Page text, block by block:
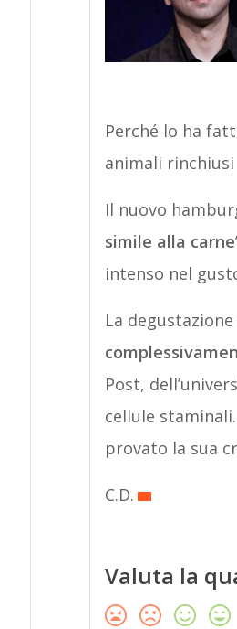
Perché lo ha
animali
Il nuovo
simile alla carne
intenso nel
La
Post,
cellule
provato la sua
C.D.
Valuta la